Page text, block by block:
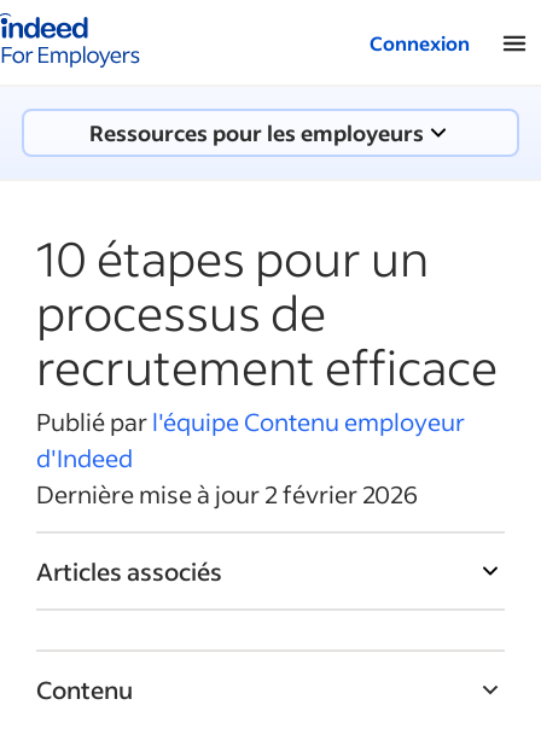
Indeed - Entreprises
Connexion
Ressources pour les employeurs
10 étapes pour un
processus de
recrutement efficace
Publié parl'équipe Contenu employeur
d'Indeed
Dernière mise à jour 2 février 2026
Articles associés
Contenu